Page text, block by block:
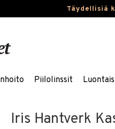
Täydellisiä
Piilolinssit
Iris Hantverk